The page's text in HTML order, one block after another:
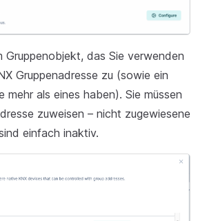
Gruppenobjekt, das Sie verwenden
Gruppenadresse zu (sowie ein
mehr als eines haben). Sie müssen
zuweisen – nicht zugewiesene
einfach inaktiv.